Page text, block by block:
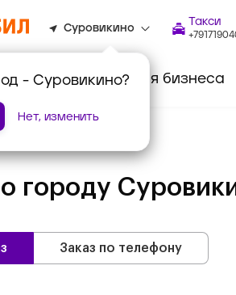
Суровикино
- Суровикино?
Нет, изменить
Такси
Водителям Для бизнеса
городу
Заказ по телефону